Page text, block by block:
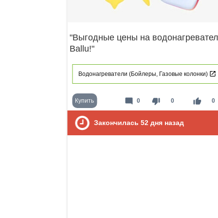
"Выгодные цены на
Ballu!"
Водонагреватели (Бойлеры, Газовые колонки)
Купить thumb_down 0 thumb_up 0
mode_comment 0
Закончилась 52 дня назад